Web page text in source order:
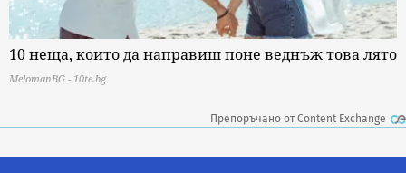
10 неща, които да направиш поне веднъж това лято
MelomanBG - 10te.bg
Препоръчано от Content Exchange